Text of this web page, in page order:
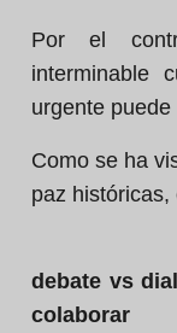
Por el
interminable
urgente
Como se ha
paz históricas,
debate vs
colaborar